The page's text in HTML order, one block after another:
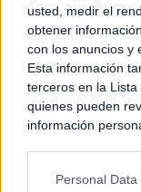
usted, medir el
obtener
con los anuncios y
Esta información
terceros en la Lista
quienes pueden
información
generamos
Personal
Cómo